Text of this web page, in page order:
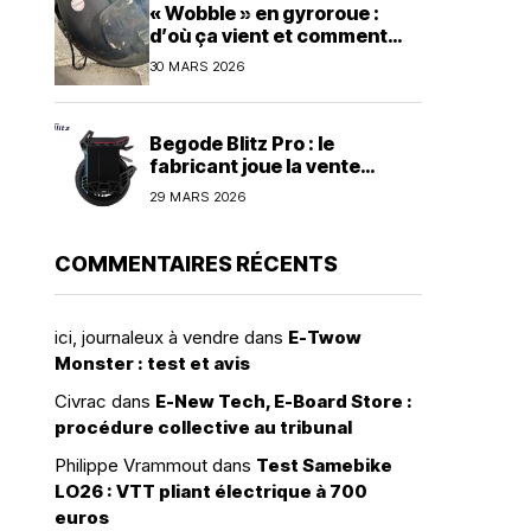
« Wobble » en gyroroue :
d’où ça vient et comment
s’en prémunir ?
30 MARS 2026
Begode Blitz Pro : le
fabricant joue la vente
directe avec une commande
29 MARS 2026
COMMENTAIRES RÉCENTS
ici, journaleux à vendre dans E-Twow
Monster : test et avis
Civrac dans E-New Tech, E-Board Store :
procédure collective au tribunal
Philippe Vrammout dans Test Samebike
LO26 : VTT pliant électrique à 700
euros